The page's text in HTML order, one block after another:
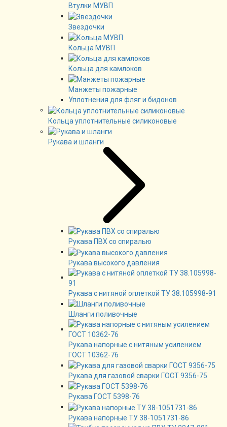
Втулки МУВП
Звездочки
Кольца МУВП
Кольца для камлоков
Манжеты пожарные
Уплотнения для фляг и бидонов
Кольца уплотнительные силиконовые
Рукава и шланги
Рукава ПВХ со спиралью
Рукава высокого давления
Рукава с нитяной оплеткой ТУ 38.105998-91
Шланги поливочные
Рукава напорные с нитяным усилением
ГОСТ 10362-76
Рукава для газовой сварки ГОСТ 9356-75
Рукава ГОСТ 5398-76
Рукава напорные ТУ 38-1051731-86